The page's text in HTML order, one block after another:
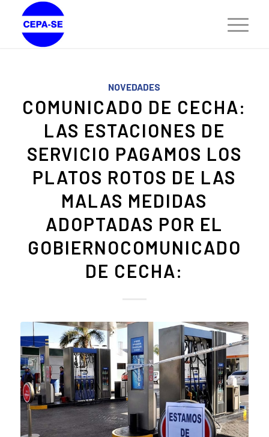
NOVEDADES
COMUNICADO DE CECHA:
LAS ESTACIONES DE
SERVICIO PAGAMOS LOS
PLATOS ROTOS DE LAS
MALAS MEDIDAS
ADOPTADAS POR EL
GOBIERNOCOMUNICADO
DE CECHA: